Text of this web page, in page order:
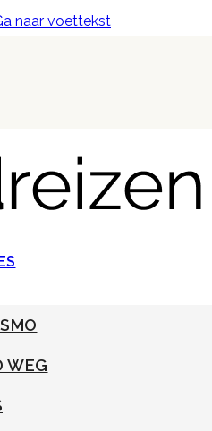
naar voettekst
WEG